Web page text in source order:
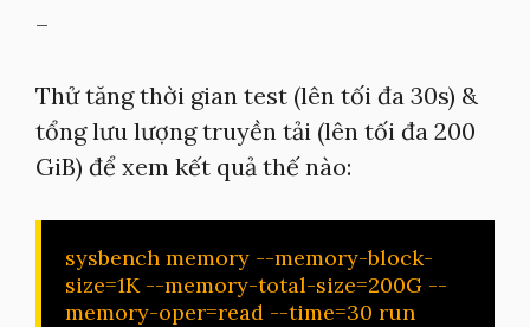
–
Thử tăng thời gian test (lên tối đa 30s) &
tổng lưu lượng truyền tải (lên tối đa 200
GiB) để xem kết quả thế nào:
sysbench memory --memory-block-
size=1K --memory-total-size=200G --
memory-oper=read --time=30 run